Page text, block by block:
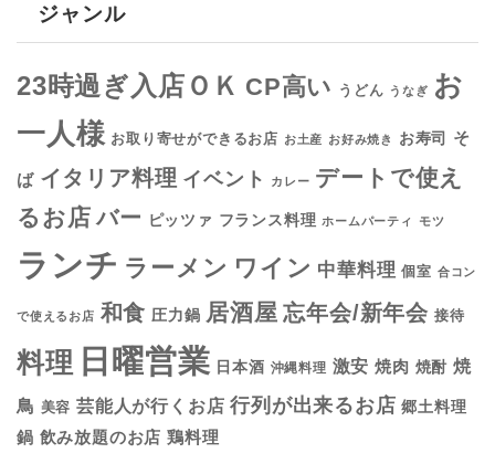
ジャンル
23時過ぎ入店ＯＫ CP高い うどん うなぎ お
一人様 お取り寄せができるお店 お土産 お好み焼き お寿司 そ
ば イタリア料理 イベント カレー デートで使え
るお店 バー ピッツァ フランス料理 ホームパーティ モツ
ランチ ラーメン ワイン 中華料理 個室 合コン
で使えるお店 和食 圧力鍋 居酒屋 忘年会/新年会 接待
料理 日曜営業 日本酒 沖縄料理 激安 焼肉 焼酎 焼
鳥 美容 芸能人が行くお店 行列が出来るお店 郷土料理
鍋 飲み放題のお店 鶏料理